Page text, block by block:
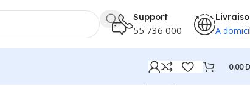
Support
55 736 000 A
0.00